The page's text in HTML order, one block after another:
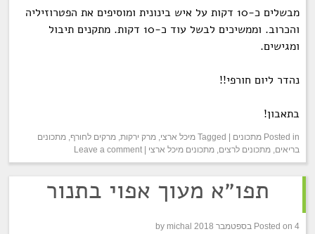
מבשלים כ-10 דקות על איש בינונית ומוסיפים את הפטרוזיליה
והכרוב. וממשיכים לבשל עוד כ-10 דקות. מתקנים תיבול
ומגישים.
נהדר ליום חורפי!!
בתאבון!
Posted in מתכונים |
Tagged מיכל ארצי,מרק ירקות,מרקים לחורף,מתכונים
בריאים,מתכונים לרצים,מתכונים מיכל ארצי |
Leave a comment
תפו״א מעוך אפוי בתנור
Posted on 4 בספטמבר 2018 by michal